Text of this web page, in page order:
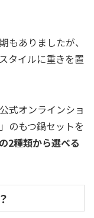
もありましたが、
タイルに重きを置
公式オンラインショ
のもつ鍋セットを
2種類から選べる